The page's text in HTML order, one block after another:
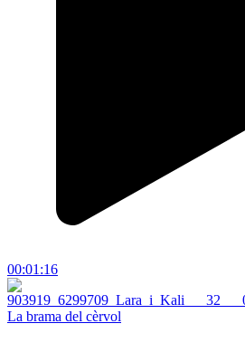
00:01:16
La brama del cèrvol